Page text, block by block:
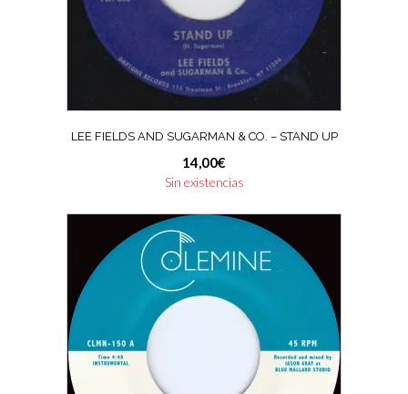
LEE FIELDS AND SUGARMAN & CO. – STAND UP
14,00€
Sin existencias